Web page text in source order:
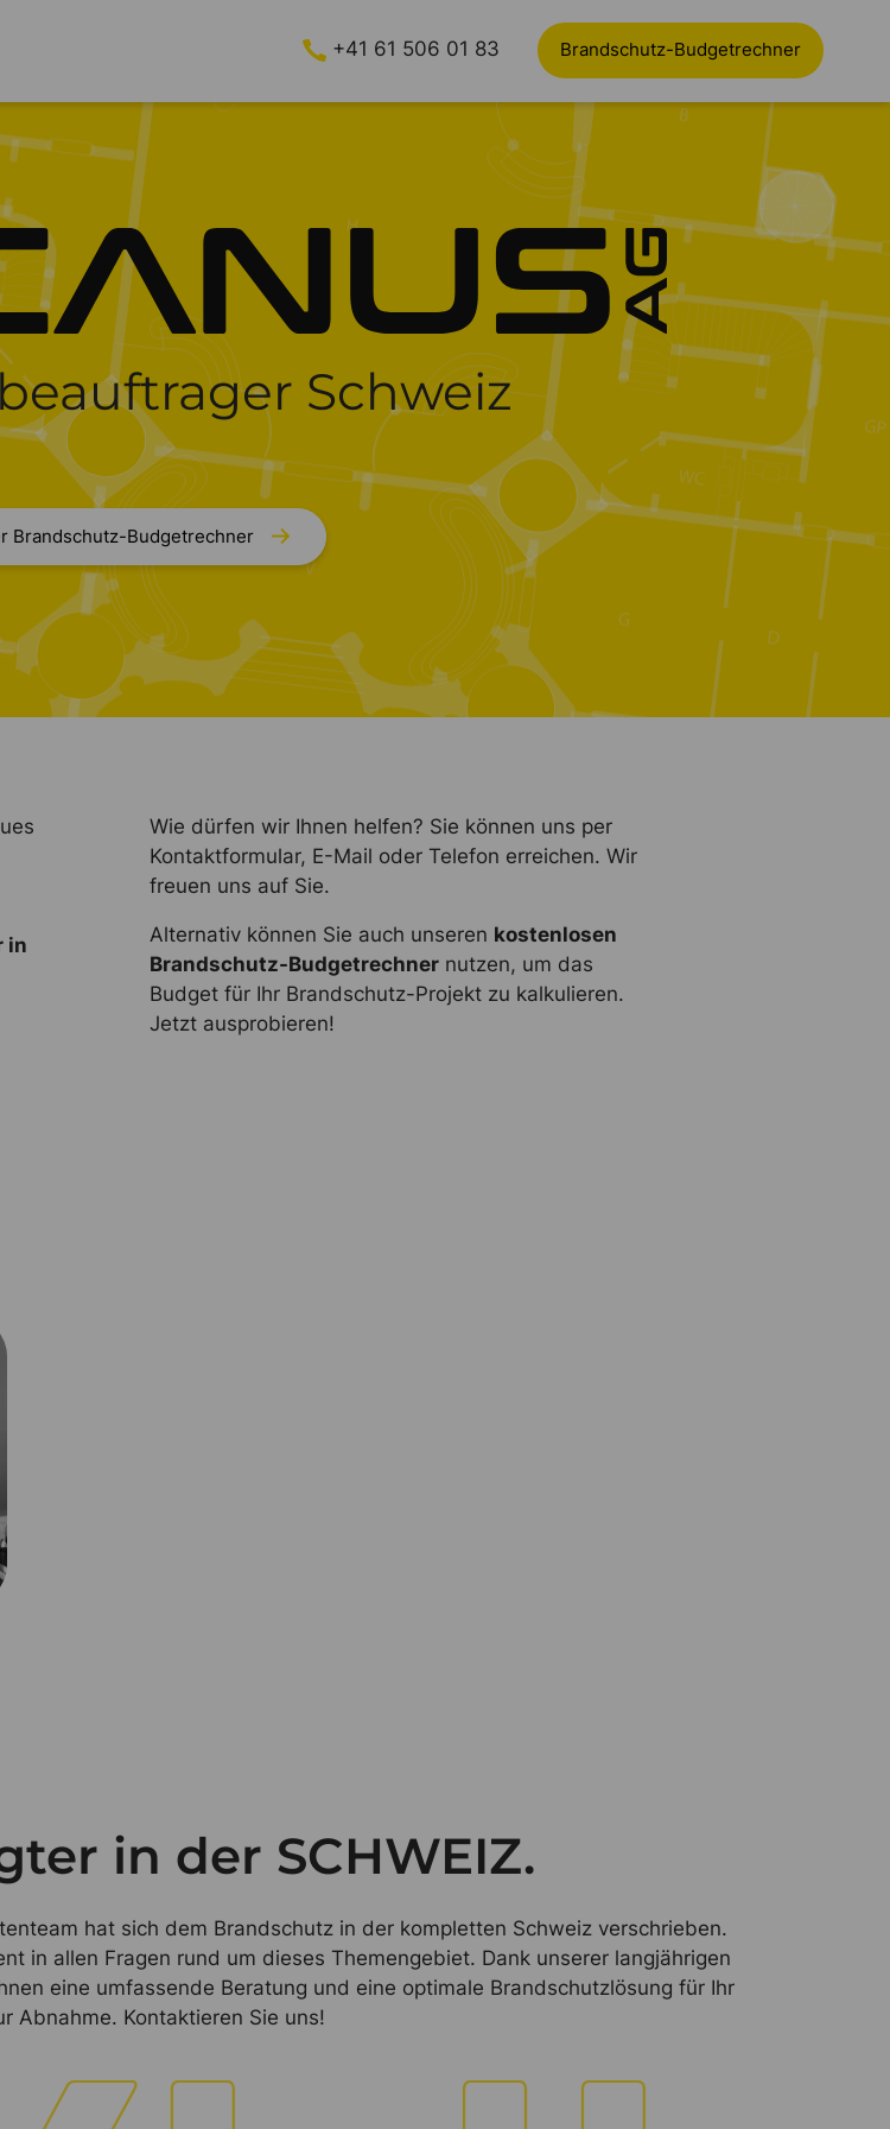
+41 61 506 01 83 Brandschutz-Budgetrechner
Schweiz
Brandschutz-Budgetrechner
in
Wie dürfen wir Ihnen helfen? Sie können uns per
Kontaktformular, E-Mail oder Telefon erreichen. Wir
freuen uns auf Sie.
Alternativ können Sie auch unseren kostenlosen
Brandschutz-Budgetrechner nutzen, um das
Budget für Ihr Brandschutz-Projekt zu kalkulieren.
Jetzt ausprobieren!
in der SCHWEIZ.
hat sich dem Brandschutz in der kompletten Schweiz verschrieben.
in allen Fragen rund um dieses Themengebiet. Dank unserer langjährigen
eine umfassende Beratung und eine optimale Brandschutzlösung für Ihr
Abnahme. Kontaktieren Sie uns!